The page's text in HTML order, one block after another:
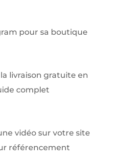
pour sa boutique
livraison gratuite en
complet
vidéo sur votre site
référencement